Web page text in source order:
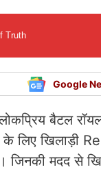
Truth
Google
बैटल
लिए खिलाड़ी
मदद से